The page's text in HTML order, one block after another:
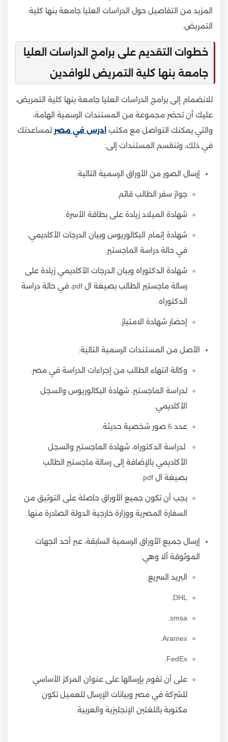
المزيد من التفاصيل حول الدراسات العليا جامعة بنها كلية
التمريض.
خطوات التقديم على برامج الدراسات العليا
جامعة بنها كلية التمريض للوافدين
للانضمام إلى برامج الدراسات العليا جامعة بنها كلية التمريض،
عليك أن تحضر مجموعة من المستندات الرسمية الهامة،
والتي يمكنك التواصل مع مكتب ادرس في مصر لمساعدتك
في ذلك، وتنقسم المستندات إلى:
إرسال الصور من الأوراق الرسمية التالية:
جواز سفر الطالب قائم.
شهادة الميلاد زيادة على بطاقة الأسرة.
شهادة إتمام البكالوريوس وبيان الدرجات الأكاديمي،
في حالة دراسة الماجستير.
شهادة الدكتوراه وبيان الدرجات الأكاديمي زيادة على
رسالة ماجستير الطالب بصيغة ال pdf، في حالة دراسة
الدكتوراه.
إحضار شهادة الامتياز.
الأصل من المستندات الرسمية التالية:
وكالة انتهاء الطالب من إجراءات الدراسة في مصر.
لدراسة الماجستير، شهادة البكالوريوس والسجل
الأكاديمي.
عدد 6 صور شخصية حديثة.
لدراسة الدكتوراه، شهادة الماجستير والسجل
الأكاديمي بالإضافة إلى رسالة ماجستير الطالب
بصيغة ال pdf.
يجب أن تكون جميع الأوراق حاصلة على التوثيق من
السفارة المصرية ووزارة خارجية الدولة الصادرة منها.
إرسال جميع الأوراق الرسمية السابقة، عبر أحد الجهات
الموثوقة ألا وهي:
البريد السريع.
DHL.
smsa.
Aramex.
FedEx.
على أن تقوم بإرسالها على عنوان المركز الأساسي
للشركة في مصر وبيانات الإرسال للعميل تكون
مكتوبة باللغتين الإنجليزية والعربية.